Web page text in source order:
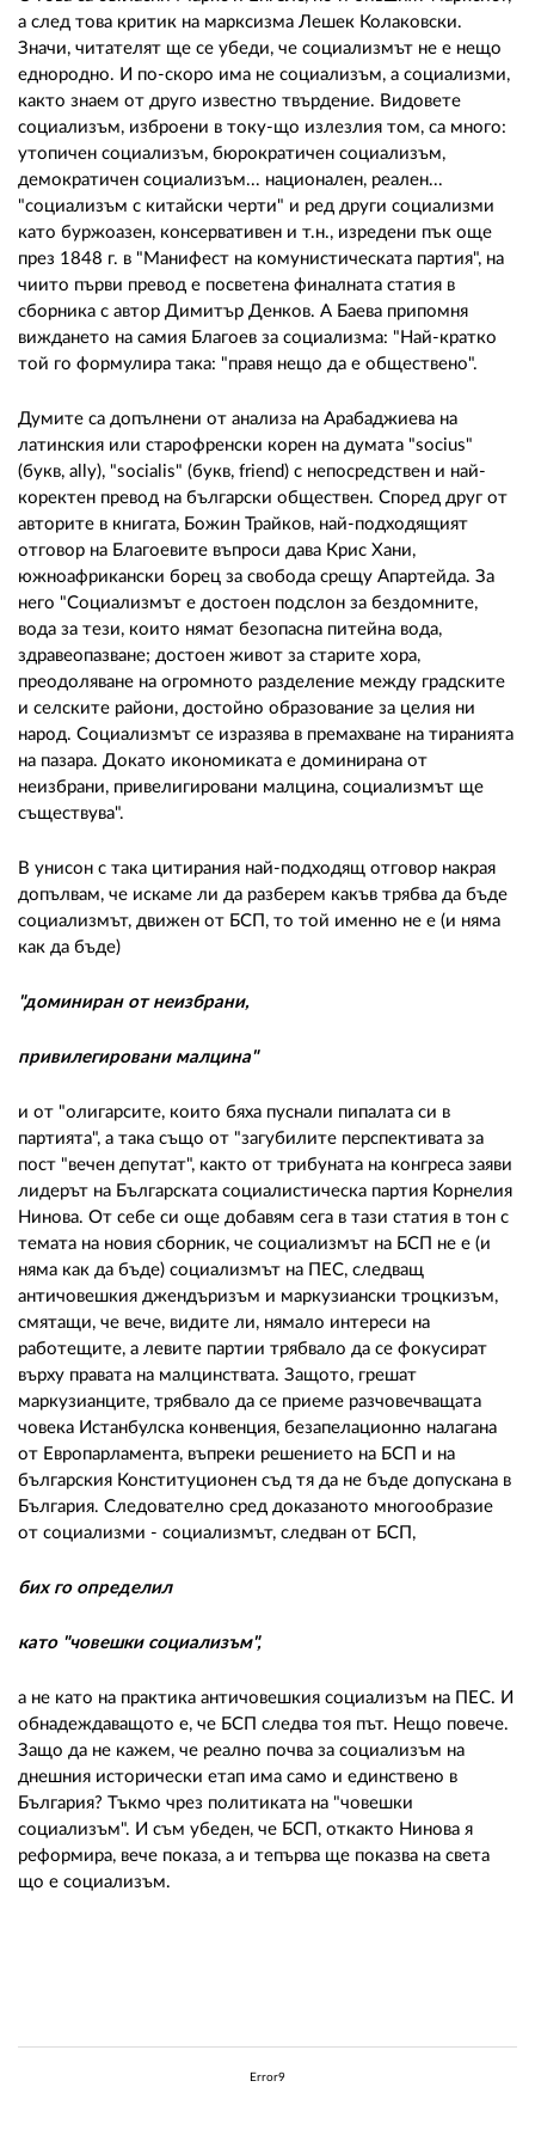
а след това критик на марксизма Лешек Колаковски.
Значи, читателят ще се убеди, че социализмът не е нещо
еднородно. И по-скоро има не социализъм, а социализми,
както знаем от друго известно твърдение. Видовете
социализъм, изброени в току-що излезлия том, са много:
утопичен социализъм, бюрократичен социализъм,
демократичен социализъм... национален, реален...
"социализъм с китайски черти" и ред други социализми
като буржоазен, консервативен и т.н., изредени пък още
през 1848 г. в "Манифест на комунистическата партия", на
чиито първи превод е посветена финалната статия в
сборника с автор Димитър Денков. А Баева припомня
виждането на самия Благоев за социализма: "Най-кратко
той го формулира така: "правя нещо да е обществено".
Думите са допълнени от анализа на Арабаджиева на
латинския или старофренски корен на думата "socius"
(букв, ally), "socialis" (букв, friend) с непосредствен и най-
коректен превод на български обществен. Според друг от
авторите в книгата, Божин Трайков, най-подходящият
отговор на Благоевите въпроси дава Крис Хани,
южноафрикански борец за свобода срещу Апартейда. За
него "Социализмът е достоен подслон за бездомните,
вода за тези, които нямат безопасна питейна вода,
здравеопазване; достоен живот за старите хора,
преодоляване на огромното разделение между градските
и селските райони, достойно образование за целия ни
народ. Социализмът се изразява в премахване на тиранията
на пазара. Докато икономиката е доминирана от
неизбрани, привелигировани малцина, социализмът ще
съществува".
В унисон с така цитирания най-подходящ отговор накрая
допълвам, че искаме ли да разберем какъв трябва да бъде
социализмът, движен от БСП, то той именно не е (и няма
как да бъде)
"доминиран от неизбрани,
привилегировани малцина"
и от "олигарсите, които бяха пуснали пипалата си в
партията", а така също от "загубилите перспективата за
пост "вечен депутат", както от трибуната на конгреса заяви
лидерът на Българската социалистическа партия Корнелия
Нинова. От себе си още добавям сега в тази статия в тон с
темата на новия сборник, че социализмът на БСП не е (и
няма как да бъде) социализмът на ПЕС, следващ
античовешкия джендъризъм и маркузиански троцкизъм,
смятащи, че вече, видите ли, нямало интереси на
работещите, а левите партии трябвало да се фокусират
върху правата на малцинствата. Защото, грешат
маркузианците, трябвало да се приеме разчовечващата
човека Истанбулска конвенция, безапелационно налагана
от Европарламента, въпреки решението на БСП и на
българския Конституционен съд тя да не бъде допускана в
България. Следователно сред доказаното многообразие
от социализми - социализмът, следван от БСП,
бих го определил
като "човешки социализъм",
а не като на практика античовешкия социализъм на ПЕС. И
обнадеждаващото е, че БСП следва тоя път. Нещо повече.
Защо да не кажем, че реално почва за социализъм на
днешния исторически етап има само и единствено в
България? Тъкмо чрез политиката на "човешки
социализъм". И съм убеден, че БСП, откакто Нинова я
реформира, вече показа, а и тепърва ще показва на света
що е социализъм.
Error9